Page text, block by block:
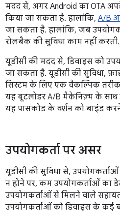
मदद से, अगर Android का OTA
किया जा सकता है. हालांकि, A/B
जा सकता है. हालांकि, जब
रोलबैक की सुविधा काम नहीं करती.
यूडीसी की मदद से, डिवाइस को
जा सकता है. यूडीसी की सुविधा,
सिस्टम के लिए एक वैकल्पिक
यह बूटलोडर A/B मैकेनिज़्म के साथ
यह पासकोड के वर्शन को बाइंड
उपयोगकर्ता पर असर
यूडीसी की सुविधा से,
न होने पर, कम उपयोगकर्ताओं का
उपयोगकर्ताओं से मिलने वाले
उपयोगकर्ताओं को डिवाइस के कई